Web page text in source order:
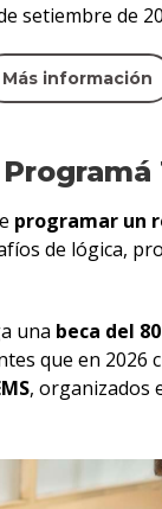
setiembre de
Más información
programar un
de lógica,
una beca del
que en 2026
, organizados